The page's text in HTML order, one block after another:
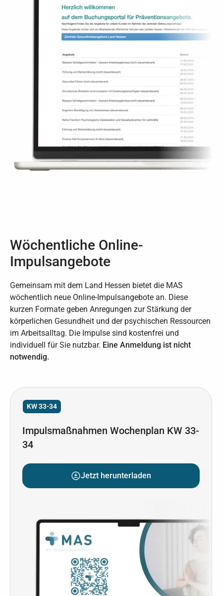
Wöchentliche Online-
Impulsangebote
Gemeinsam mit dem Land Hessen bietet die MAS
wöchentlich neue Online-Impulsangebote an. Diese
kurzen Formate geben Anregungen zur Stärkung der
körperlichen Gesundheit und der psychischen Ressourcen
im Arbeitsalltag. Die Impulse sind kostenfrei und
individuell für Sie nutzbar. Eine Anmeldung ist nicht
notwendig.
KW 33-34
Impulsmaßnahmen Wochenplan KW 33-
34
Jetzt herunterladen